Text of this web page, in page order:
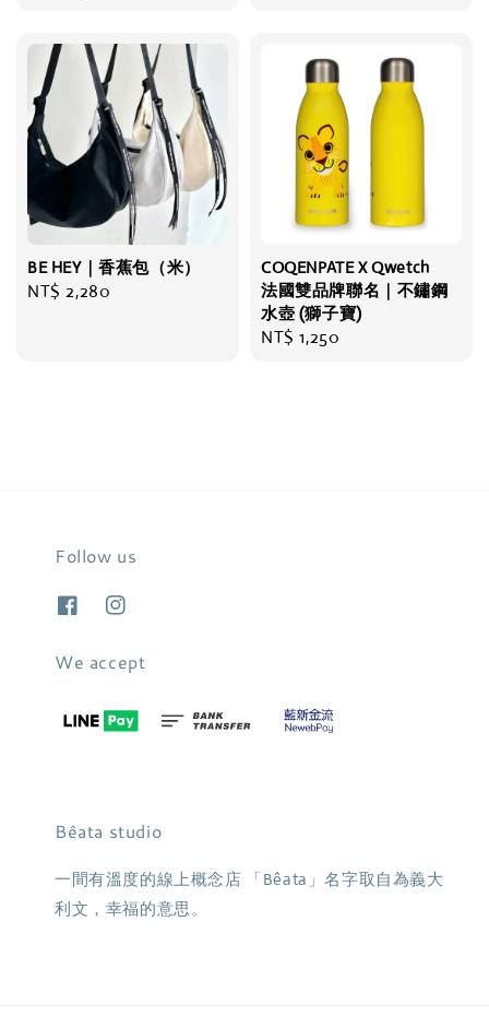
BE HEY｜香蕉包（米）
Regular
NT$ 2,280
COQENPATE X Qwetch
法國雙品牌聯名｜不鏽鋼
水壺 (獅子寶)
Regular
NT$ 1,250
Follow us
We accept
Bêata studio
一間有溫度的線上概念店 「Bêata」名字取自為義大
利文，幸福的意思。